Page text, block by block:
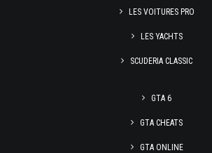
LES VOITURES PRO
LES YACHTS
SCUDERIA CLASSIC
GTA 6
GTA CHEATS
GTA ONLINE